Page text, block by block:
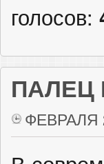
голосов:
ПАЛЕЦ
ФЕВРАЛЯ